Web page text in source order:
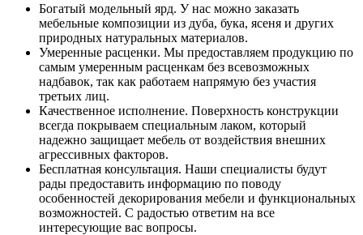
Богатый модельный ярд. У нас можно заказать
мебельные композиции из дуба, бука, ясеня и других
природных натуральных материалов.
Умеренные расценки. Мы предоставляем продукцию по
самым умеренным расценкам без всевозможных
надбавок, так как работаем напрямую без участия
третьих лиц.
Качественное исполнение. Поверхность конструкции
всегда покрываем специальным лаком, который
надежно защищает мебель от воздействия внешних
агрессивных факторов.
Бесплатная консультация. Наши специалисты будут
рады предоставить информацию по поводу
особенностей декорирования мебели и функциональных
возможностей. С радостью ответим на все
интересующие вас вопросы.